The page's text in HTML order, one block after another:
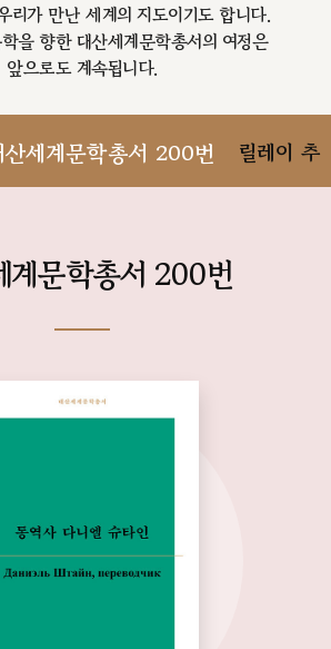
리가 만난 세계의 지도이기도 합니다.
을 향한 대산세계문학총서의 여정은
앞으로도 계속됩니다.
산세계문학총서 200번 릴레이 추
계문학총서 200번